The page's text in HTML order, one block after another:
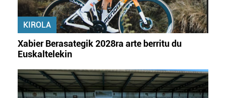
KIROLA
Xabier Berasategik 2028ra arte berritu du
Euskaltelekin